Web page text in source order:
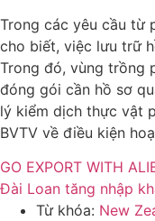
Trong các yêu cầu từ
cho biết, việc lưu trữ
Trong đó, vùng trồng
đóng gói cần hồ sơ
lý kiểm dịch thực vật
BVTV về điều kiện
GO EXPORT WITH
Đài Loan tăng nhập
Từ khóa: New